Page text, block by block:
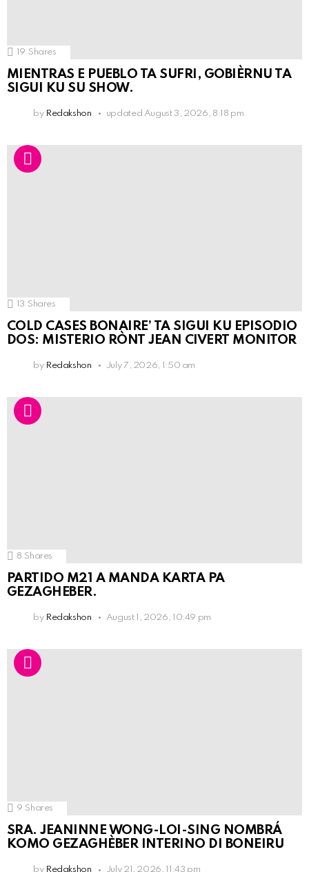
19 Shares
MIENTRAS E PUEBLO TA SUFRI, GOBIÈRNU TA
SIGUI KU SU SHOW.
by Redakshon updated August 3, 2026, 8:18 pm
13 Shares
COLD CASES BONAIRE’ TA SIGUI KU EPISODIO
DOS: MISTERIO RÒNT JEAN CIVERT MONITOR
by Redakshon July 7, 2026, 1:50 am
8 Shares
PARTIDO M21 A MANDA KARTA PA
GEZAGHEBER.
by Redakshon August 1, 2026, 10:49 pm
9 Shares
SRA. JEANINNE WONG-LOI-SING NOMBRÁ
KOMO GEZAGHÈBER INTERINO DI BONEIRU
by Redakshon July 21, 2026, 11:43 pm